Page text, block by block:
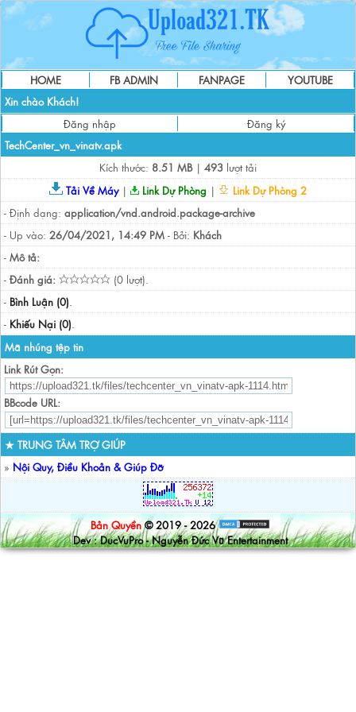
HOME FB ADMIN FANPAGE
YOUTUBE
Xin chào Khách!
Đăng nhập
Đăng ký
TechCenter_vn_vinatv.apk
Kích thước: 8.51 MB| 493 lượt tải
Tải Về Máy| Link Dự Phòng |
Link Dự Phòng 2
- Định dạng: application/vnd.android.package-archive
- Up vào: 26/04/2021, 14:49 PM - Bởi: Khách
- Mô tả:
- Đánh giá:
(0 lượt).
- Bình Luận (0).
- Khiếu Nại (0).
Mã nhúng tệp tin
Link Rút Gọn:
BBcode URL:
★ TRUNG TÂM TRỢ GIÚP
» Nội Quy, Điều Khoản & Giúp Đỡ
Bản Quyền © 2019 - 2026
Dev : DucVuPro - Nguyễn Đức Vũ Entertainment